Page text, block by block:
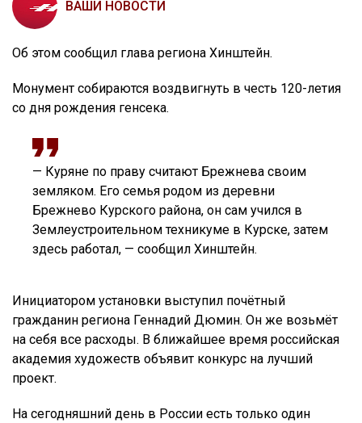
ВАШИ НОВОСТИ
Об этом сообщил глава региона Хинштейн.
Монумент собираются воздвигнуть в честь 120-летия
со дня рождения генсека.
— Куряне по праву считают Брежнева своим
земляком. Его семья родом из деревни
Брежнево Курского района, он сам учился в
Землеустроительном техникуме в Курске, затем
здесь работал, — сообщил Хинштейн.
Инициатором установки выступил почётный
гражданин региона Геннадий Дюмин. Он же возьмёт
на себя все расходы. В ближайшее время российская
академия художеств объявит конкурс на лучший
проект.
На сегодняшний день в России есть только один